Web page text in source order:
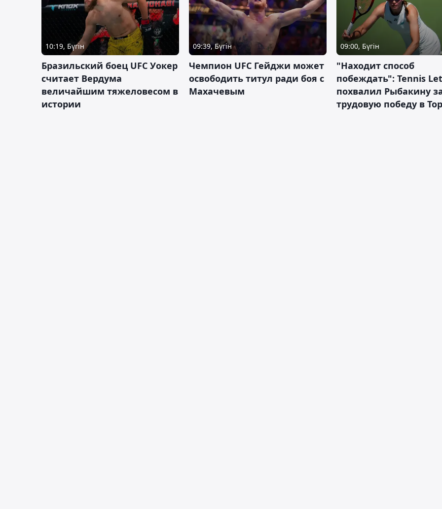
10:19, Бүгін
Бразильский боец UFC Уокер
считает Вердума
величайшим тяжеловесом в
истории
09:39, Бүгін
Чемпион UFC Гейджи может
освободить титул ради боя с
Махачевым
09:00, Бүгін
"Находит способ
побеждать": Tennis
похвалил Рыбакину
трудовую победу в